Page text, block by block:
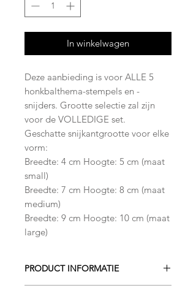
In winkelwagen
Deze aanbieding is voor ALLE 5
honkbalthema-stempels en -
snijders. Grootte selectie zal zijn
voor de VOLLEDIGE set.
Geschatte snijkantgrootte voor elke
vorm:
Breedte: 4 cm Hoogte: 5 cm (maat
small)
Breedte: 7 cm Hoogte: 8 cm (maat
medium)
Breedte: 9 cm Hoogte: 10 cm (maat
large)
PRODUCT INFORMATIE